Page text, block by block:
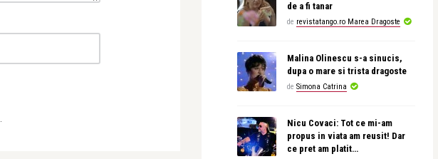
.
de a fi tanar
de revistatango.ro Marea Dragoste
Malina Olinescu s-a sinucis,
dupa o mare si trista dragoste
de Simona Catrina
Nicu Covaci: Tot ce mi-am
propus in viata am reusit! Dar
ce pret am platit…